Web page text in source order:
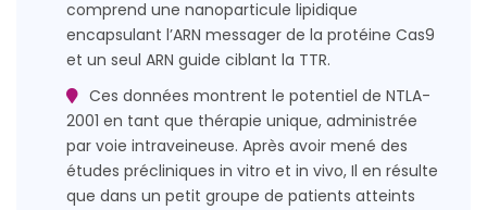
comprend une nanoparticule lipidique
encapsulant l’ARN messager de la protéine Cas9
et un seul ARN guide ciblant la TTR.
Ces données montrent le potentiel de NTLA-
2001 en tant que thérapie unique, administrée
par voie intraveineuse. Après avoir mené des
études précliniques in vitro et in vivo, Il en résulte
que dans un petit groupe de patients atteints